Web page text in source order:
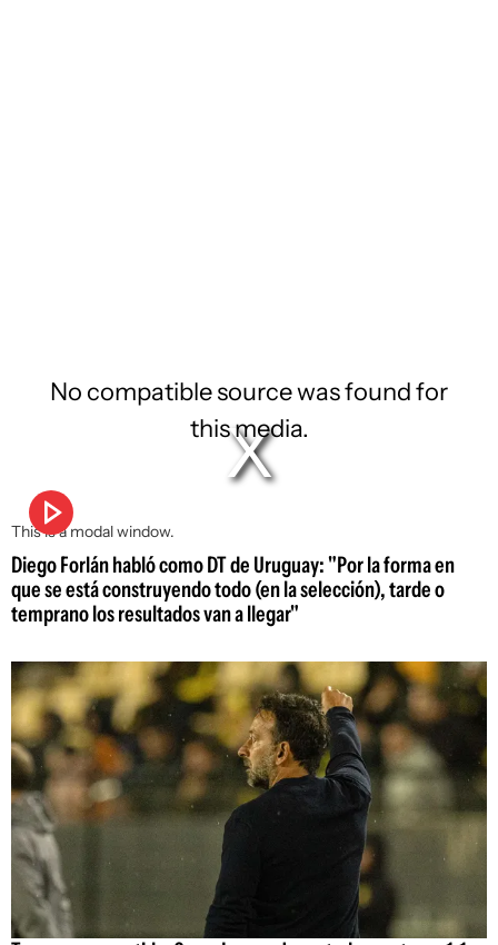
This is a modal window.
No compatible source was found for
this media.
Diego Forlán habló como DT de Uruguay: "Por la forma en
que se está construyendo todo (en la selección), tarde o
temprano los resultados van a llegar"